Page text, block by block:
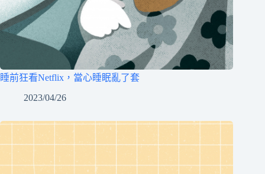
睡前狂看Netflix，當心睡眠亂了套
2023/04/26